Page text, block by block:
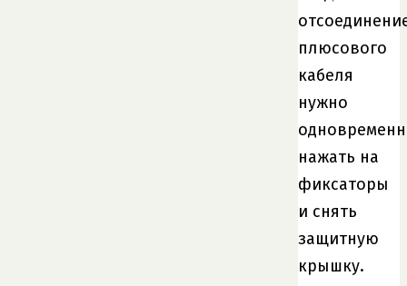
плюсового
кабеля
нужно
нажать на
фиксаторы
и снять
защитную
крышку.